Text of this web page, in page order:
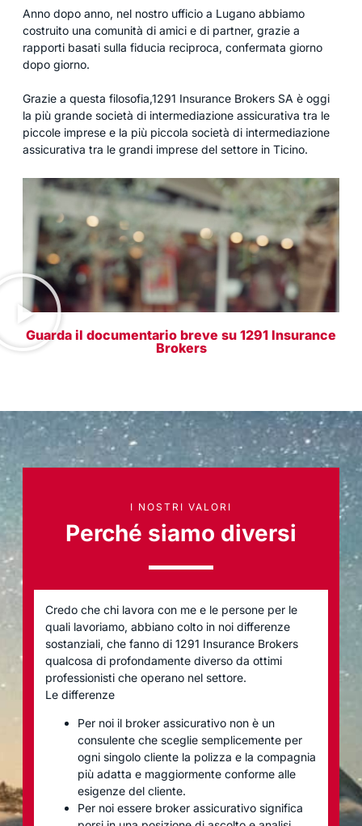
Anno dopo anno, nel nostro ufficio a Lugano abbiamo
costruito una comunità di amici e di partner, grazie a
rapporti basati sulla fiducia reciproca, confermata giorno
dopo giorno.
Grazie a questa filosofia,1291 Insurance Brokers SA è oggi
la più grande società di intermediazione assicurativa tra le
piccole imprese e la più piccola società di intermediazione
assicurativa tra le grandi imprese del settore in Ticino.
Guarda il documentario breve su 1291 Insurance
Brokers
I NOSTRI VALORI
Perché siamo diversi
Credo che chi lavora con me e le persone per le
quali lavoriamo, abbiano colto in noi differenze
sostanziali, che fanno di 1291 Insurance Brokers
qualcosa di profondamente diverso da ottimi
professionisti che operano nel settore.
Le differenze
Per noi il broker assicurativo non è un
consulente che sceglie semplicemente per
ogni singolo cliente la polizza e la compagnia
più adatta e maggiormente conforme alle
esigenze del cliente.
Per noi essere broker assicurativo significa